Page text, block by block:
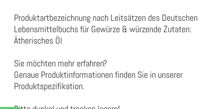
Produktartbezeichnung nach Leitsätzen des Deutschen
Lebensmittelbuchs für Gewürze & würzende Zutaten:
Ätherisches Öl
Sie möchten mehr erfahren?
Genaue Produktinformationen finden Sie in unserer
Produktspezifikation.